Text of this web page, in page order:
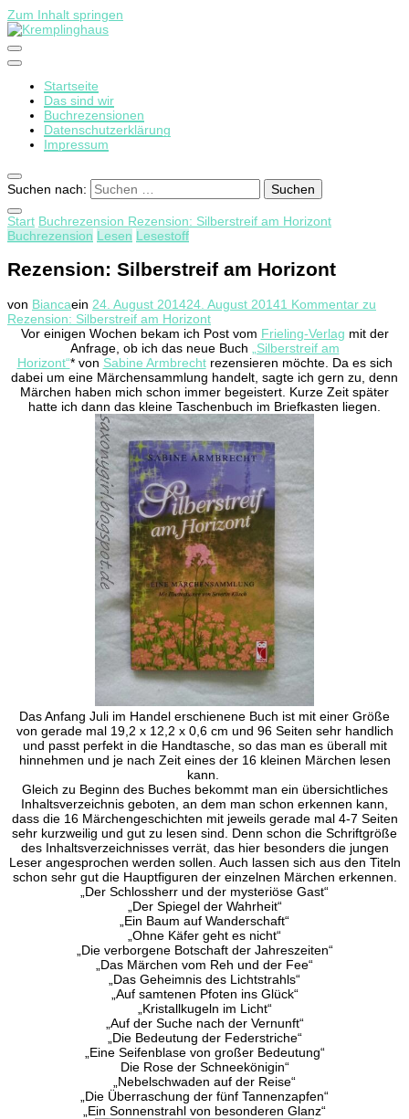
Zum Inhalt springen
Kremplinghaus
Startseite
Das sind wir
Buchrezensionen
Datenschutzerklärung
Impressum
Suchen nach:
Start Buchrezension Rezension: Silberstreif am Horizont
Buchrezension Lesen Lesestoff
Rezension: Silberstreif am Horizont
von Biancaein 24. August 201424. August 20141 Kommentar zu
Rezension: Silberstreif am Horizont
Vor einigen Wochen bekam ich Post vom Frieling-Verlag mit der
Anfrage, ob ich das neue Buch
„Silberstreif am
Horizont“* von Sabine Armbrechtrezensieren möchte. Da es sich
dabei um eine Märchensammlung handelt, sagte ich gern zu, denn
Märchen haben mich schon immer begeistert. Kurze Zeit später
hatte ich dann das kleine Taschenbuch im Briefkasten liegen.
Das Anfang Juli im Handel erschienene Buch ist mit einer Größe
von gerade mal 19,2 x 12,2 x 0,6 cm und 96 Seiten sehr handlich
und passt perfekt in die Handtasche, so das man es überall mit
hinnehmen und je nach Zeit eines der 16 kleinen Märchen lesen
kann.
Gleich zu Beginn des Buches bekommt man ein übersichtliches
Inhaltsverzeichnis geboten, an dem man schon erkennen kann,
dass die 16 Märchengeschichten mit jeweils gerade mal 4-7 Seiten
sehr kurzweilig und gut zu lesen sind. Denn schon die Schriftgröße
des Inhaltsverzeichnisses verrät, das hier besonders die jungen
Leser angesprochen werden sollen. Auch lassen sich aus den Titeln
schon sehr gut die Hauptfiguren der einzelnen Märchen erkennen.
„Der Schlossherr und der mysteriöse Gast“
„Der Spiegel der Wahrheit“
„Ein Baum auf Wanderschaft“
„Ohne Käfer geht es nicht“
„Die verborgene Botschaft der Jahreszeiten“
„Das Märchen vom Reh und der Fee“
„Das Geheimnis des Lichtstrahls“
„Auf samtenen Pfoten ins Glück“
„Kristallkugeln im Licht“
„Auf der Suche nach der Vernunft“
„Die Bedeutung der Federstriche“
„Eine Seifenblase von großer Bedeutung“
Die Rose der Schneekönigin“
„Nebelschwaden auf der Reise“
„Die Überraschung der fünf Tannenzapfen“
„Ein Sonnenstrahl von besonderen Glanz“